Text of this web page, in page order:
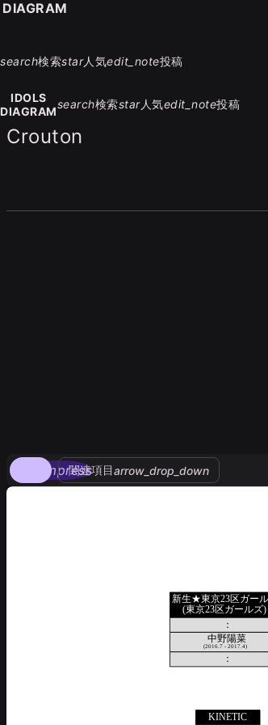
search検索star人気edit_note投稿
IDOLS
DIAGRAM
search検索star人気edit_note投稿
Crouton
compress
関連項目arrow_drop_down